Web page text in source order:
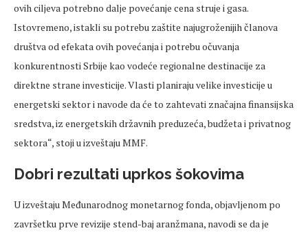
ovih ciljeva potrebno dalje povećanje cena struje i gasa.
Istovremeno, istakli su potrebu zaštite najugroženijih članova
društva od efekata ovih povećanja i potrebu očuvanja
konkurentnosti Srbije kao vodeće regionalne destinacije za
direktne strane investicije. Vlasti planiraju velike investicije u
energetski sektor i navode da će to zahtevati značajna finansijska
sredstva, iz energetskih državnih preduzeća, budžeta i privatnog
sektora“, stoji u izveštaju MMF.
Dobri rezultati uprkos šokovima
U izveštaju Međunarodnog monetarnog fonda, objavljenom po
završetku prve revizije stend-baj aranžmana, navodi se da je